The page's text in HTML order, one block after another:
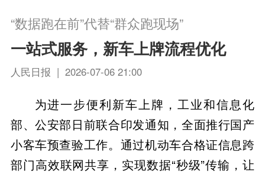
“数据跑在前”代替“群众跑现场”
一站式服务，新车上牌流程优化
人民日报 | 2026-07-06 21:00
为进一步便利新车上牌，工业和信息化
部、公安部日前联合印发通知，全面推行国产
小客车预查验工作。通过机动车合格证信息跨
部门高效联网共享，实现数据“秒级”传输，让